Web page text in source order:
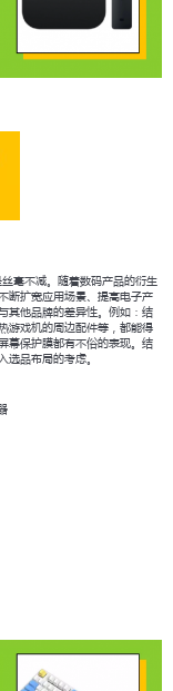
毫不减。随着数码产品的衍生
断扩宽应用场景、提高电子产
其他品牌的差异性。例如：结
游戏机的周边配件等，都能得
幕保护膜都有不俗的表现。结
品布局的考虑。